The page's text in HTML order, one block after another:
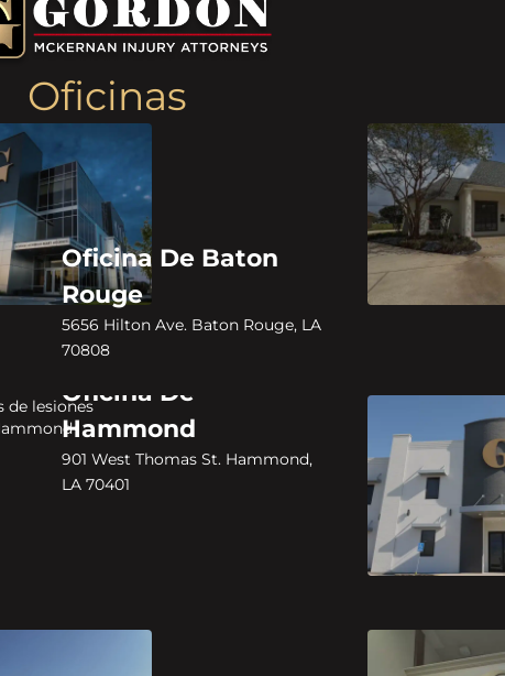
Oficinas
Oficina De Baton
Rouge
5656 Hilton Ave. Baton Rouge, LA
70808
Oficina De
Hammond
901 West Thomas St. Hammond,
LA 70401